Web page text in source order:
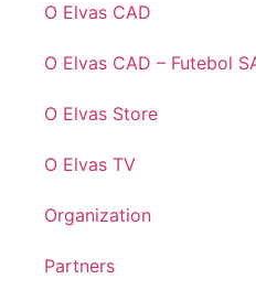
O Elvas CAD
O Elvas CAD – Futebol
O Elvas Store
O Elvas TV
Organization
Partners